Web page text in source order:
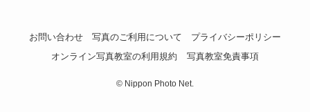
お問い合わせ 写真のご利用について
プライバシーポリシー
オンライン写真教室の利用規約
写真教室免責事項
© Nippon Photo Net.